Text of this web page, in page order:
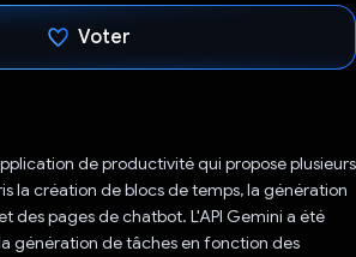
Voter
de productivité qui propose plusieurs
la création de blocs de temps, la génération
des pages de chatbot. L'API Gemini a été
génération de tâches en fonction des